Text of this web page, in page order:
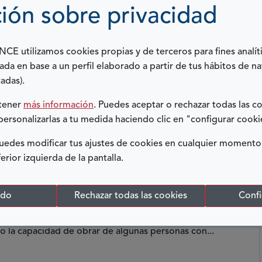
sobre privacidad
utilizamos cookies propias y de terceros para fines
en base a un perfil elaborado a partir de tus hábitos de
más información. Puedes aceptar o rechazar todas las
a tu medida haciendo clic en "configurar
modificar tus ajustes de cookies en cualquier
izquierda de la pantalla.
Rechazar todas las cookies
fin nos hemos vuelto a juntar un buen número de
Para muchos de los que allí estábamos era la...
LAS PERSONAS CON
DE SU CAPACIDAD JURÍDICA
legal en materia civil y procesal que acaba con
la capacidad de obrar de algunas personas con...